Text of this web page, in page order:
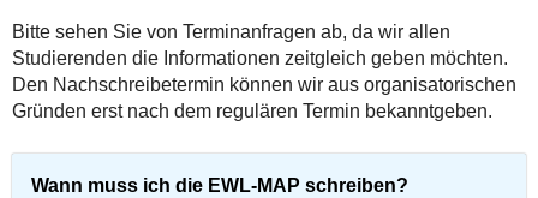
Bitte sehen Sie von Terminanfragen ab, da wir allen
Studierenden die Informationen zeitgleich geben möchten.
Den Nachschreibetermin können wir aus organisatorischen
Gründen erst nach dem regulären Termin bekanntgeben.
Wann muss ich die EWL-MAP schreiben?